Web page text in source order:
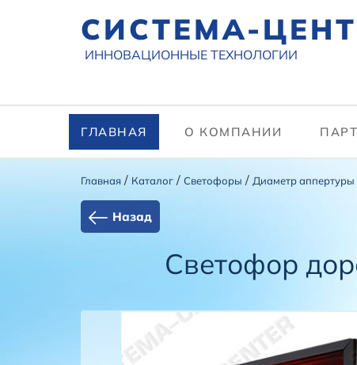
СИСТЕМА-
ИННОВАЦИОННЫЕ ТЕХНОЛОГИИ
ГЛАВНАЯ О КОМПАНИИ
Главная / Каталог / Cветофоры / Диаметр
Назад
Светофор